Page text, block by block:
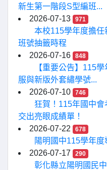
新生第一階段S型編班...
2026-07-13
971
本校115學年度擔
班號抽籤時程
2026-07-16
848
【重要公告】115
服與新版外套繡學號...
2026-07-10
746
狂賀！115年國中
交出亮眼成績單！
2026-07-22
678
陽明國中115學年度
2026-07-17
290
彰化縣立陽明國民